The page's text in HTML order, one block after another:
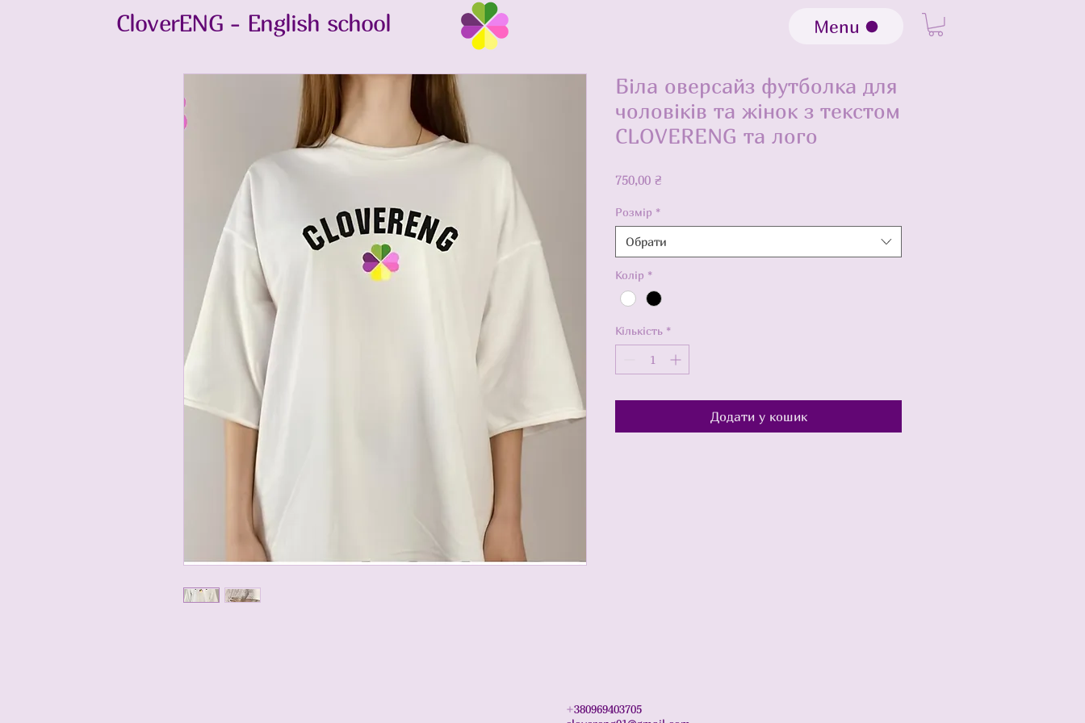
CloverENG - English school Menu
Біла оверсайз футболка для
чоловіків та жінок з текстом
CLOVERENG та лого
750,00 ₴Ціна
Розмір *
Обрати
Колір *
Кількість *
Додати у кошик
+380969403705